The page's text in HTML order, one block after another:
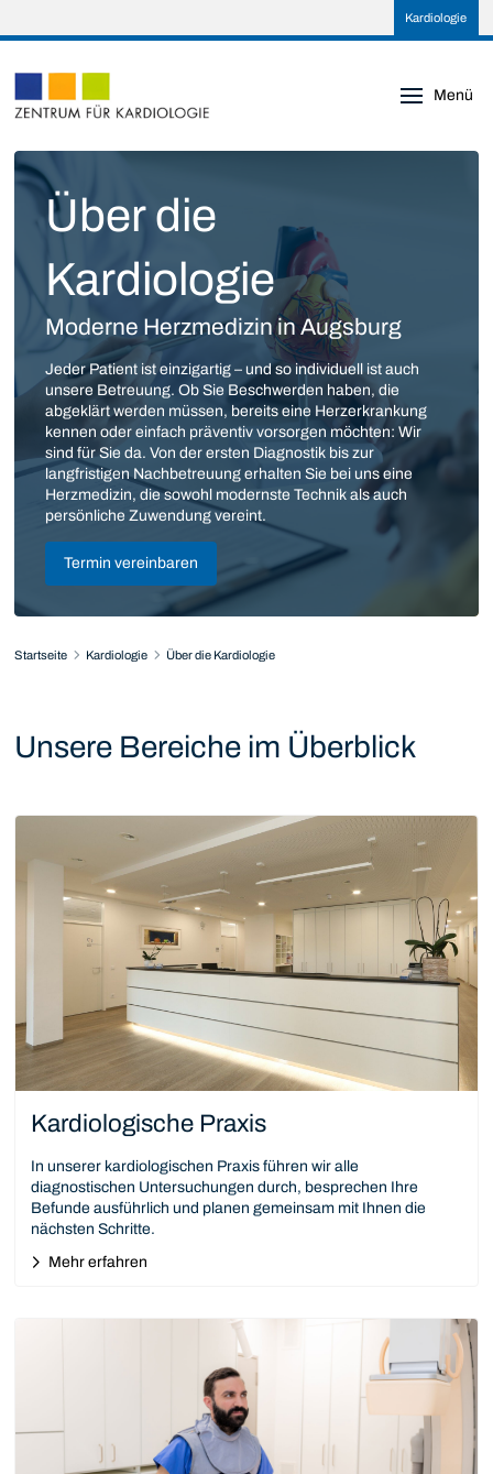
Kardiologie
Menü
Über die
Kardiologie
Moderne Herzmedizin in Augsburg
Jeder Patient ist einzigartig – und so individuell ist auch
unsere Betreuung. Ob Sie Beschwerden haben, die
abgeklärt werden müssen, bereits eine Herzerkrankung
kennen oder einfach präventiv vorsorgen möchten: Wir
sind für Sie da. Von der ersten Diagnostik bis zur
langfristigen Nachbetreuung erhalten Sie bei uns eine
Herzmedizin, die sowohl modernste Technik als auch
persönliche Zuwendung vereint.
Termin vereinbaren
Startseite Kardiologie Über die Kardiologie
Unsere Bereiche im Überblick
Kardiologische Praxis
In unserer kardiologischen Praxis führen wir alle
diagnostischen Untersuchungen durch, besprechen Ihre
Befunde ausführlich und planen gemeinsam mit Ihnen die
nächsten Schritte.
Mehr erfahren